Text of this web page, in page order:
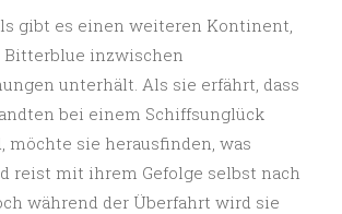
gibt es einen weiteren Kontinent,
Bitterblue inzwischen
unterhält. Als sie erfährt, dass
bei einem Schiffsunglück
möchte sie herausfinden, was
reist mit ihrem Gefolge selbst nach
während der Überfahrt wird sie